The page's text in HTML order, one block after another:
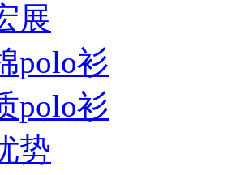
展
polo衫
polo衫
势